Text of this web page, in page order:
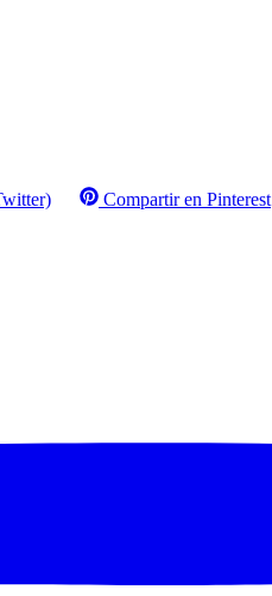
Compartir en Pinterest